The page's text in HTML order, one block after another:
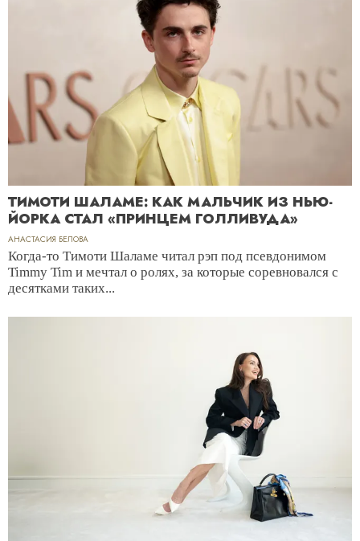
ТИМОТИ ШАЛАМЕ: КАК МАЛЬЧИК ИЗ НЬЮ-
ЙОРКА СТАЛ «ПРИНЦЕМ ГОЛЛИВУДА»
АНАСТАСИЯ БЕЛОВА
Когда-то Тимоти Шаламе читал рэп под псевдонимом
Timmy Tim и мечтал о ролях, за которые соревновался с
десятками таких...